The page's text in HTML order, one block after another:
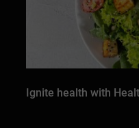
Ignite health with